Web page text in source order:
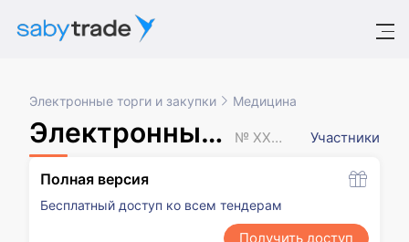
Электронные торги и закупки Медицина
Электронный аукцион № XXXXXXX Участники
Полная версия
Бесплатный доступ ко всем тендерам
Получить доступ